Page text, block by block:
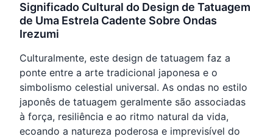
Significado Cultural do Design de Tatuagem
de Uma Estrela Cadente Sobre Ondas
Irezumi
Culturalmente, este design de tatuagem faz a
ponte entre a arte tradicional japonesa e o
simbolismo celestial universal. As ondas no estilo
japonês de tatuagem geralmente são associadas
à força, resiliência e ao ritmo natural da vida,
ecoando a natureza poderosa e imprevisível do